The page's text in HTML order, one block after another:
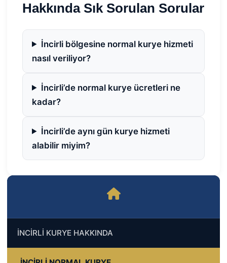
İNCİRLİ KURYE HAKKINDA
Hakkında Sık Sorulan Sorular
İncirli bölgesine normal kurye hizmeti
nasıl veriliyor?
İncirli’de normal kurye ücretleri ne
kadar?
İncirli’de aynı gün kurye hizmeti
alabilir miyim?